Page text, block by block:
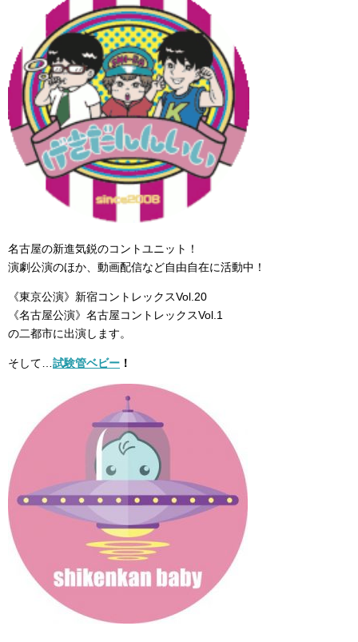
名古屋の新進気鋭のコントユニット！
演劇公演のほか、動画配信など自由自在に活動中！
《東京公演》新宿コントレックスVol.20
《名古屋公演》名古屋コントレックスVol.1
の二都市に出演します。
そして…試験管ベビー ！